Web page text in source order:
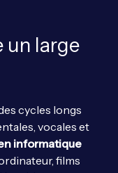
un large
cycles longs
vocales et
informatique
films